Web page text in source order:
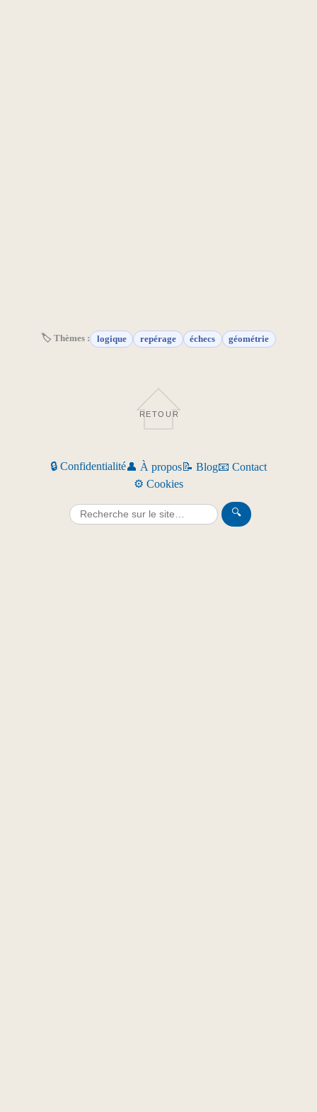
🏷 Thèmes : logique repérage échecs géométrie
RETOUR
🔒 Confidentialité👤 À propos📝 Blog📧 Contact
⚙️ Cookies
🔍